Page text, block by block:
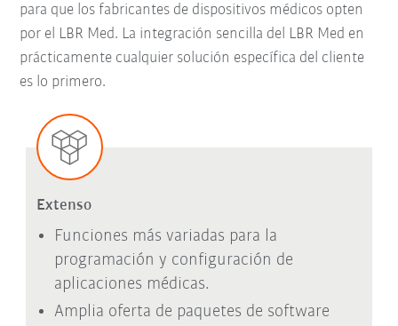
para que los fabricantes de dispositivos médicos opten
por el LBR Med. La integración sencilla del LBR Med en
prácticamente cualquier solución específica del cliente
es lo primero.
Extenso
Funciones más variadas para la
programación y configuración de
aplicaciones médicas.
Amplia oferta de paquetes de software